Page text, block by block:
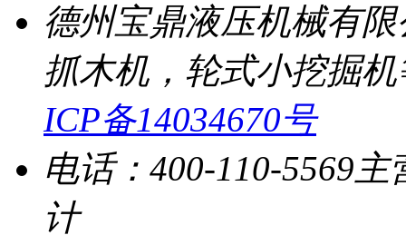
德州宝鼎液压机械有
抓木机，轮式小挖掘
ICP备14034670号
电话：400-110-5569 主
计